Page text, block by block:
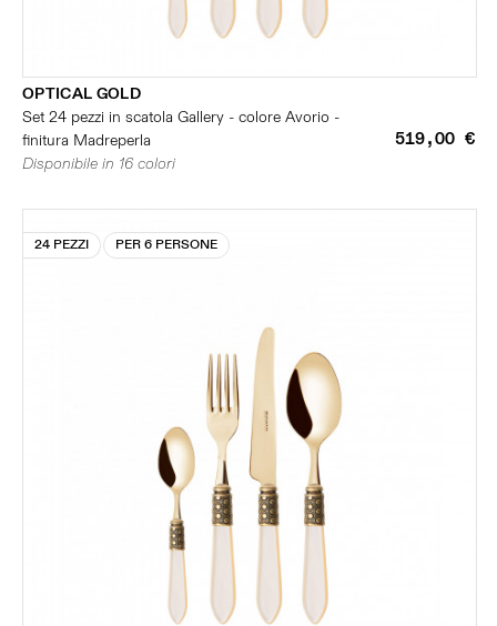
OPTICAL GOLD
Set 24 pezzi in scatola Gallery - colore Avorio -
finitura Madreperla
519,00 €
Disponibile in 16 colori
24 PEZZI PER 6 PERSONE